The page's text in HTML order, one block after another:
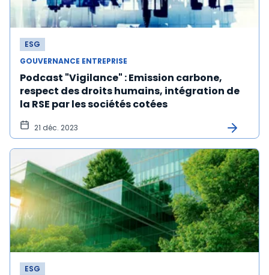
ESG
GOUVERNANCE ENTREPRISE
Podcast "Vigilance" : Emission carbone,
respect des droits humains, intégration de
la RSE par les sociétés cotées
21 déc. 2023
ESG